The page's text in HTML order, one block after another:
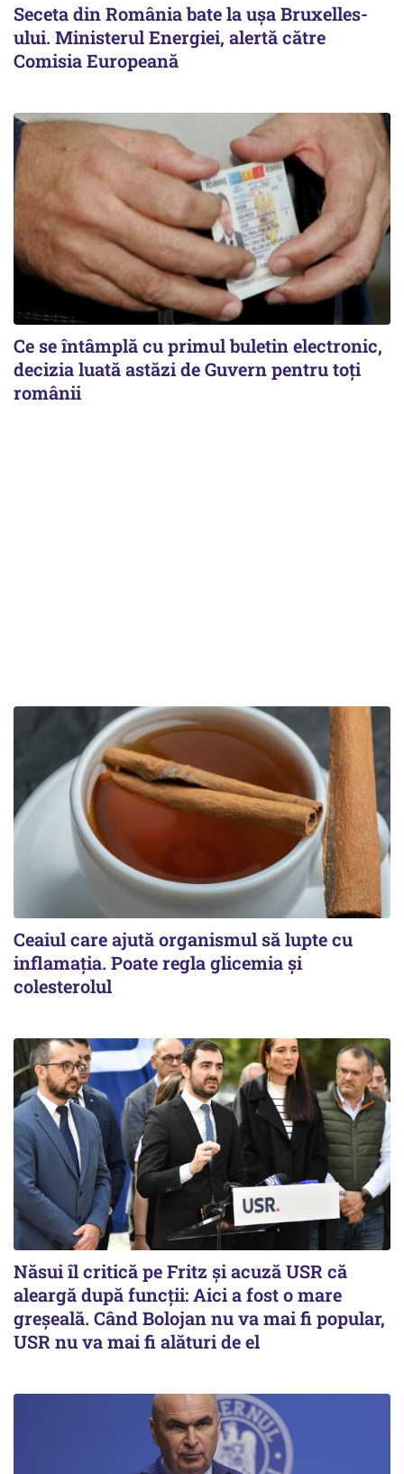
Seceta din România bate la ușa Bruxelles-
ului. Ministerul Energiei, alertă către
Comisia Europeană
Ce se întâmplă cu primul buletin electronic,
decizia luată astăzi de Guvern pentru toți
românii
Ceaiul care ajută organismul să lupte cu
inflamația. Poate regla glicemia și
colesterolul
Năsui îl critică pe Fritz și acuză USR că
aleargă după funcții: Aici a fost o mare
greșeală. Când Bolojan nu va mai fi popular,
USR nu va mai fi alături de el